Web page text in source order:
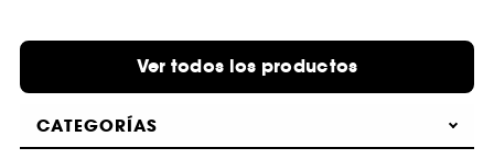
Ver todos los productos
CATEGORÍAS